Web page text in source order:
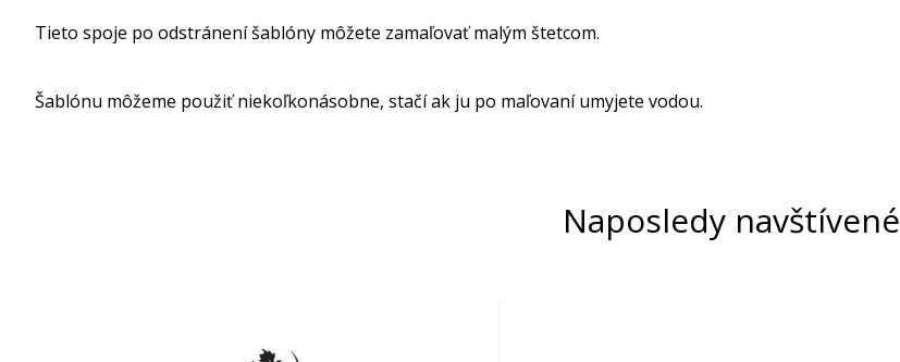
Tieto spoje po odstránení šablóny môžete zamaľovať malým štetcom.
Šablónu môžeme použiť niekoľkonásobne, stačí ak ju po maľovaní umyjete vodou.
Naposledy navštívené